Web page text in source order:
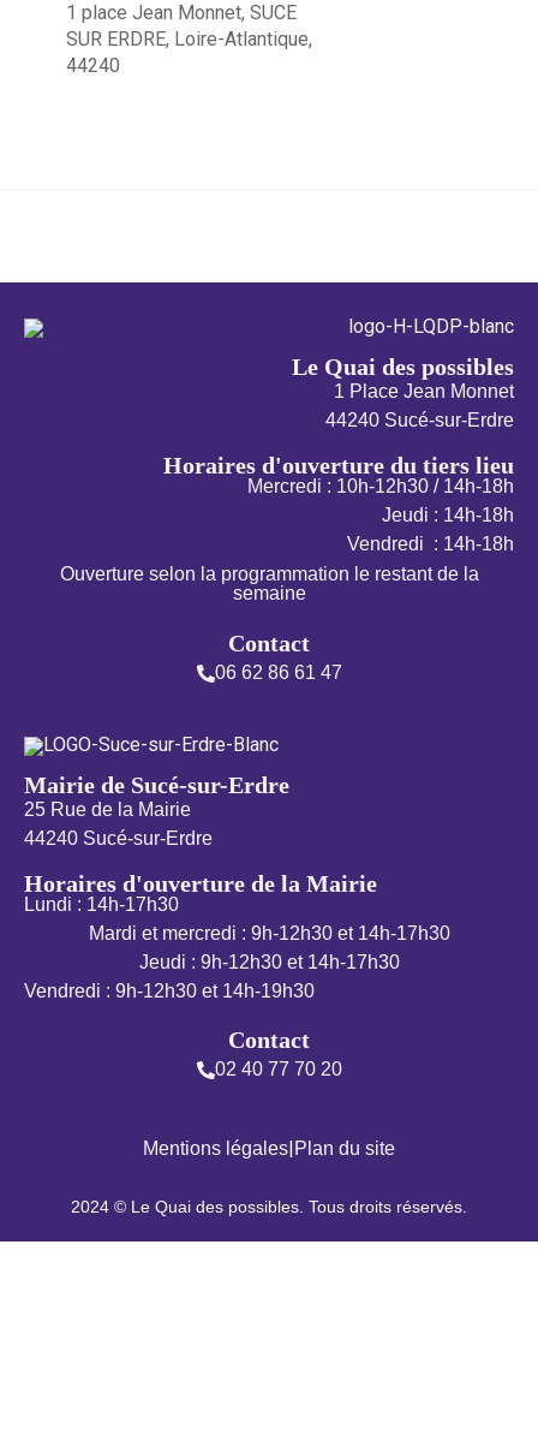
1 place Jean Monnet, SUCE
SUR ERDRE, Loire-Atlantique,
44240
Le Quai des possibles
1 Place Jean Monnet
44240 Sucé-sur-Erdre
Horaires d'ouverture du tiers lieu
Mercredi : 10h-12h30 / 14h-18h
Jeudi : 14h-18h
Vendredi : 14h-18h
Ouverture selon la programmation le restant de la
semaine
Contact
06 62 86 61 47
Mairie de Sucé-sur-Erdre
25 Rue de la Mairie
44240 Sucé-sur-Erdre
Horaires d'ouverture de la Mairie
Lundi : 14h-17h30
Mardi et mercredi : 9h-12h30 et 14h-17h30
Jeudi : 9h-12h30 et 14h-17h30
Vendredi : 9h-12h30 et 14h-19h30
Contact
02 40 77 70 20
Mentions légales|Plan du site
2024 © Le Quai des possibles. Tous droits réservés.